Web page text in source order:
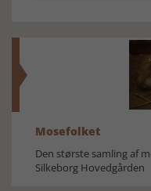
Mosefolket
Den største samling af
Silkeborg Hovedgården